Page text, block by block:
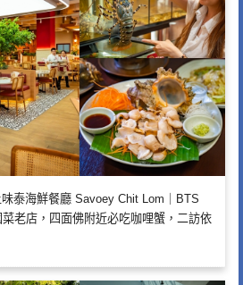
味泰海鮮餐廳 Savoey Chit Lom｜BTS
老店，四面佛附近必吃咖哩蟹，二訪依